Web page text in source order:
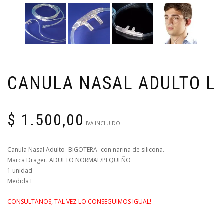
CANULA NASAL ADULTO L
$ 1.500,00 IVA INCLUIDO
Canula Nasal Adulto -BIGOTERA- con narina de silicona.
Marca Drager. ADULTO NORMAL/PEQUEÑO
1 unidad
Medida L
CONSULTANOS, TAL VEZ LO CONSEGUIMOS IGUAL!